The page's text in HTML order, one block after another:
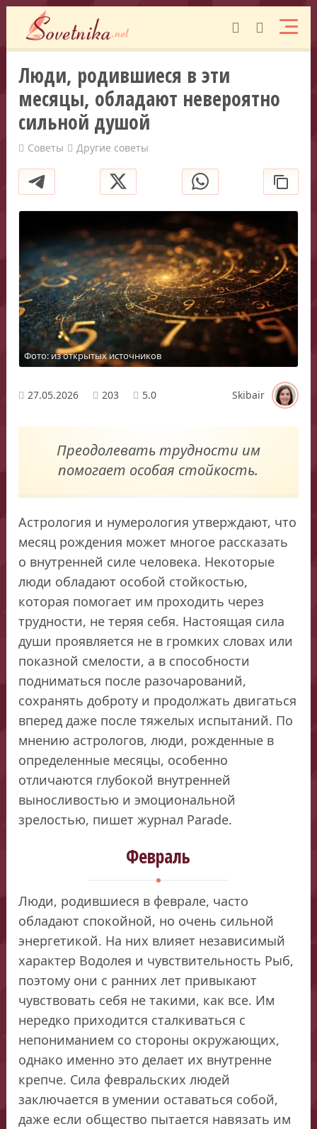
Люди, родившиеся в эти
месяцы, обладают невероятно
сильной душой
Советы Другие советы
Фото: из открытых источников
27.05.2026 203 5.0 Skibair
Преодолевать трудности им
помогает особая стойкость.
Астрология и нумерология утверждают, что
месяц рождения может многое рассказать
о внутренней силе человека. Некоторые
люди обладают особой стойкостью,
которая помогает им проходить через
трудности, не теряя себя. Настоящая сила
души проявляется не в громких словах или
показной смелости, а в способности
подниматься после разочарований,
сохранять доброту и продолжать двигаться
вперед даже после тяжелых испытаний. По
мнению астрологов, люди, рожденные в
определенные месяцы, особенно
отличаются глубокой внутренней
выносливостью и эмоциональной
зрелостью, пишет журнал Parade.
Февраль
Люди, родившиеся в феврале, часто
обладают спокойной, но очень сильной
энергетикой. На них влияет независимый
характер Водолея и чувствительность Рыб,
поэтому они с ранних лет привыкают
чувствовать себя не такими, как все. Им
нередко приходится сталкиваться с
непониманием со стороны окружающих,
однако именно это делает их внутренне
крепче. Сила февральских людей
заключается в умении оставаться собой,
даже если общество пытается навязать им